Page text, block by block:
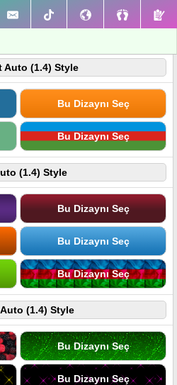
Auto (1.4) Style
Bu Dizaynı Seç
Bu Dizaynı Seç
(1.4) Style
Bu Dizaynı Seç
Bu Dizaynı Seç
Bu Dizaynı Seç
Auto (1.4) Style
Bu Dizaynı Seç
Bu Dizaynı Seç